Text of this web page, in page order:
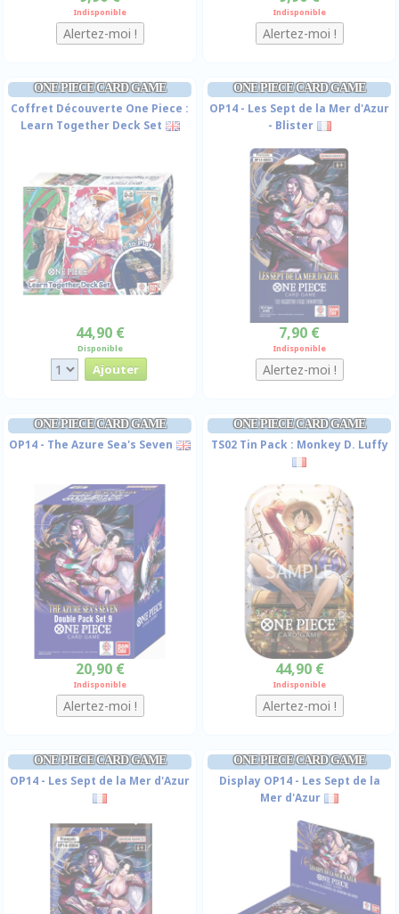
Indisponible Indisponible
ONE PIECE CARD GAME
Coffret Découverte One Piece :
Learn Together Deck Set
44,90 €
Disponible
ONE PIECE CARD GAME
OP14 - Les Sept de la Mer d'Azur
- Blister
7,90 €
Indisponible
ONE PIECE CARD GAME
OP14 - The Azure Sea's Seven
20,90 €
Indisponible
ONE PIECE CARD GAME
TS02 Tin Pack : Monkey D. Luffy
44,90 €
Indisponible
ONE PIECE CARD GAME
OP14 - Les Sept de la Mer d'Azur
ONE PIECE CARD GAME
Display OP14 - Les Sept de la
Mer d'Azur